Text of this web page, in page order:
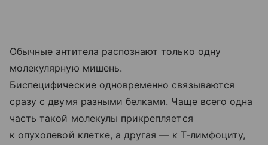
Обычные антитела распознают только одну
молекулярную мишень.
Биспецифические одновременно связываются
сразу с двумя разными белками. Чаще всего одна
часть такой молекулы прикрепляется
к опухолевой клетке, а другая — к Т-лимфоциту,